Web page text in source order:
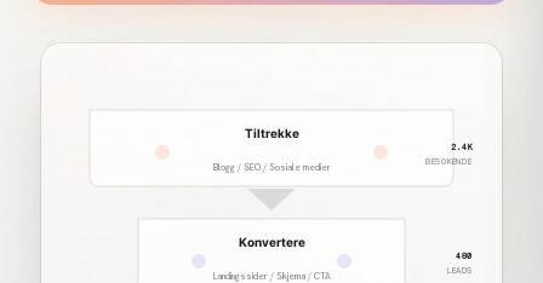
Tiltrekke
Blogg / SEO / Sosiale medier
Konvertere
Landingssider / Skjema / CTA
2.4K
BESOKENDE
480
LEADS